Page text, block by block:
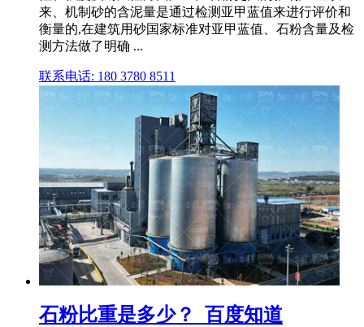
来、机制砂的含泥量是通过检测亚甲蓝值来进行评价和
衡量的,在建筑用砂国家标准对亚甲蓝值、石粉含量及检
测方法做了明确 ...
联系电话: 180 3780 8511
石粉比重是多少？_百度知道